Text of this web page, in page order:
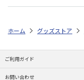
ホーム グッズストア
ご利用ガイド
お問い合わせ